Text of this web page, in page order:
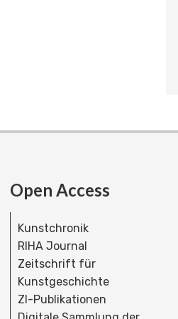
Open Access
Kunstchronik
RIHA Journal
Zeitschrift für
Kunstgeschichte
ZI-Publikationen